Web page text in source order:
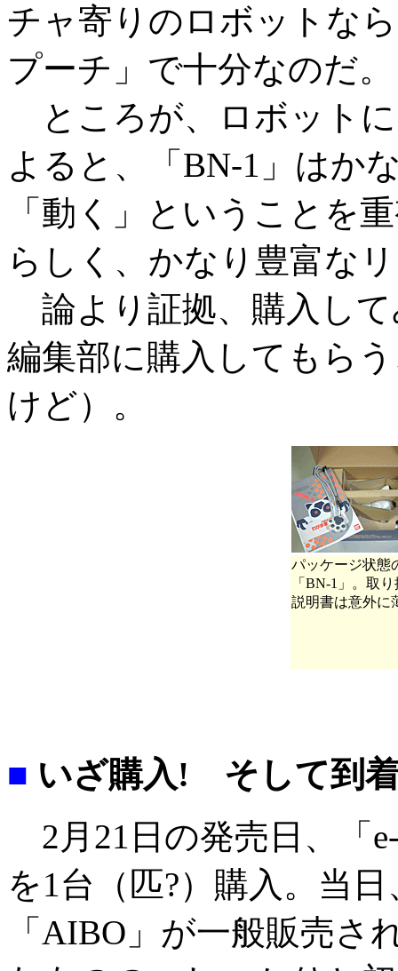
チャ寄りのロボットな
プーチ」で十分なのだ。
ところが、ロボット
よると、「BN-1」はか
「動く」ということを
らしく、かなり豊富な
論より証拠、購入し
編集部に購入してもら
けど）。
パッケージ状態
「BN-1」。取
説明書は意外に
■ いざ購入! そして到
2月21日の発売日、「
を1台（匹?）購入。当
「AIBO」が一般販売